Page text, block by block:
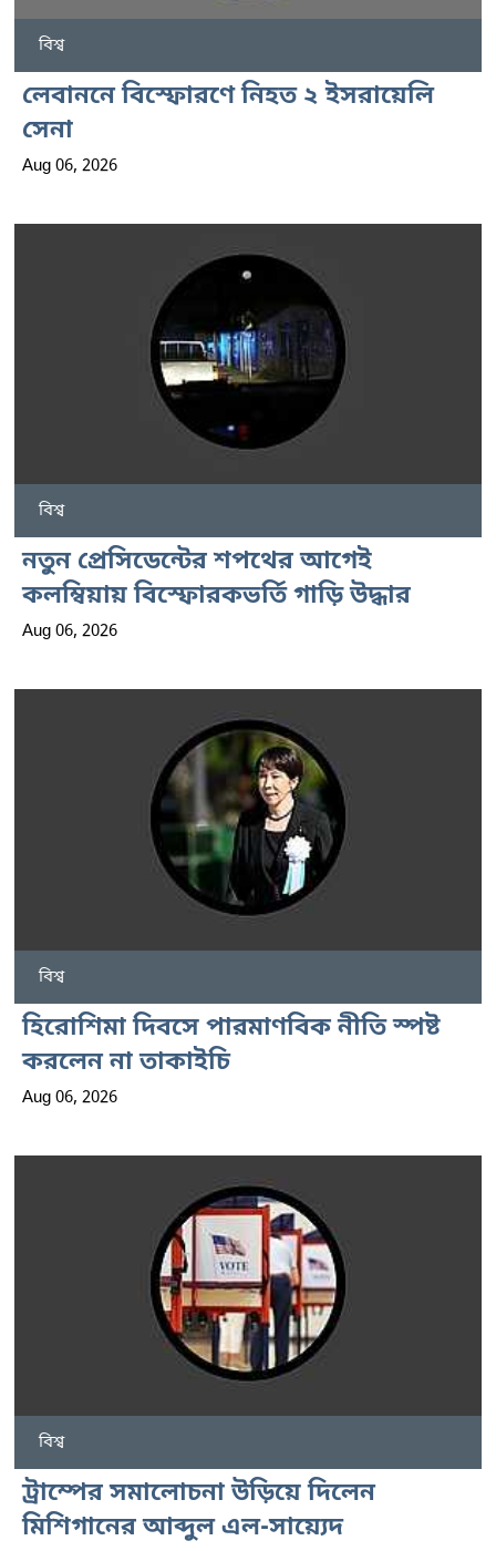
বিশ্ব
লেবাননে বিস্ফোরণে নিহত ২ ইসরায়েলি
সেনা
Aug 06, 2026
বিশ্ব
নতুন প্রেসিডেন্টের শপথের আগেই
কলম্বিয়ায় বিস্ফোরকভর্তি গাড়ি উদ্ধার
Aug 06, 2026
বিশ্ব
হিরোশিমা দিবসে পারমাণবিক নীতি স্পষ্ট
করলেন না তাকাইচি
Aug 06, 2026
বিশ্ব
ট্রাম্পের সমালোচনা উড়িয়ে দিলেন
মিশিগানের আব্দুল এল-সায়্যেদ